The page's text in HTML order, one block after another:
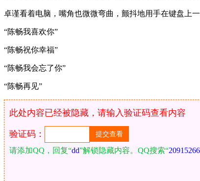
卓谨看着电脑，嘴角也微微弯曲，颤抖地用手在键盘上
“陈畅我喜欢你”
“陈畅祝你幸福”
“陈畅我会忘了你”
“陈畅再见”
此处内容已经被隐藏，请输入验证码查看内容
验证码：
请添加QQ，回复“dd”解锁隐藏内容。QQ搜索“